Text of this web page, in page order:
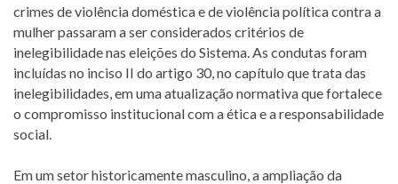
crimes de violência doméstica e de violência política contra a
mulher passaram a ser considerados critérios de
inelegibilidade nas eleições do Sistema. As condutas foram
incluídas no inciso II do artigo 30, no capítulo que trata das
inelegibilidades, em uma atualização normativa que fortalece
o compromisso institucional com a ética e a responsabilidade
social.
Em um setor historicamente masculino, a ampliação da